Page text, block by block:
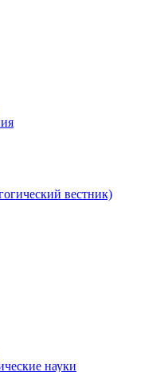
вестник)
науки